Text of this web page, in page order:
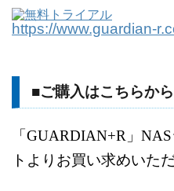
https://www.guardian-
■ご購入はこちらから
「GUARDIAN+R」
トより お買い求めいた